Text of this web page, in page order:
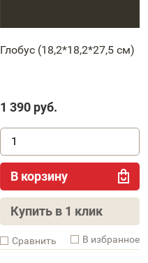
Глобус (18,2*18,2*27,5 см)
1 390 руб.
В корзину
Купить в 1 клик
Cравнить В избранное